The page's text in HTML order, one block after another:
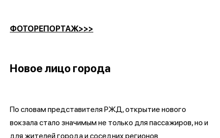
ФОТОРЕПОРТАЖ>>>
Новое лицо города
По словам представителя РЖД, открытие нового
вокзала стало значимым не только для пассажиров, но и
для жителей города и соседних регионов.